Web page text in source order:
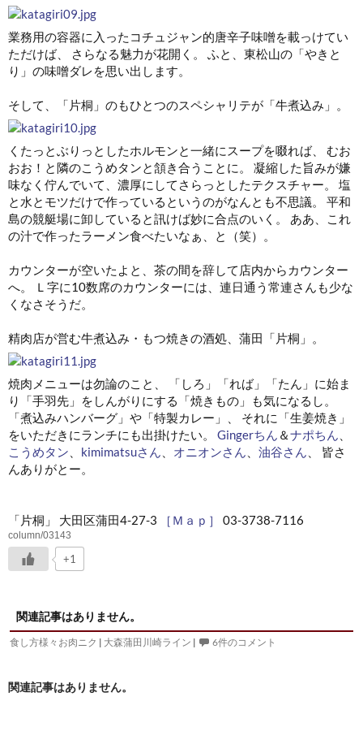
業務用の容器に入ったコチュジャン的唐辛子味噌を載っけてい
ただけば、 さらなる魅力が花開く。 ふと、東松山の「やきと
り」の味噌ダレを思い出します。
そして、「片桐」のもひとつのスペシャリテが「牛煮込み」。
くたっとぶりっとしたホルモンと一緒にスープを啜れば、 むお
おお！と隣のこうめタンと頷き合うことに。 凝縮した旨みが嫌
味なく佇んでいて、濃厚にしてさらっとしたテクスチャー。 塩
と水とモツだけで作っているというのがなんとも不思議。 平和
島の競艇場に卸していると訊けば妙に合点のいく。 ああ、これ
の汁で作ったラーメン食べたいなぁ、と（笑）。
カウンターが空いたよと、茶の間を辞して店内からカウンター
へ。 Ｌ字に10数席のカウンターには、連日通う常連さんも少な
くなさそうだ。
精肉店が営む牛煮込み・もつ焼きの酒処、蒲田「片桐」。
焼肉メニューは勿論のこと、 「しろ」「れば」「たん」に始ま
り「手羽先」をしんがりにする「焼きもの」も気になるし。
「煮込みハンバーグ」や「特製カレー」、 それに「生姜焼き」
をいただきにランチにも出掛けたい。 Gingerちん ＆ナポちん
こうめタン
kimimatsuさん オニオンさん 油谷さん 、 皆さ
んありがとー。
「片桐」 大田区蒲田4-27-3 ［Ｍａｐ］ 03-3738-7116
column/03143
+1
関連記事はありません。
食し方様々お肉ニク | 大森蒲田川崎ライン | 6件のコメント
関連記事はありません。